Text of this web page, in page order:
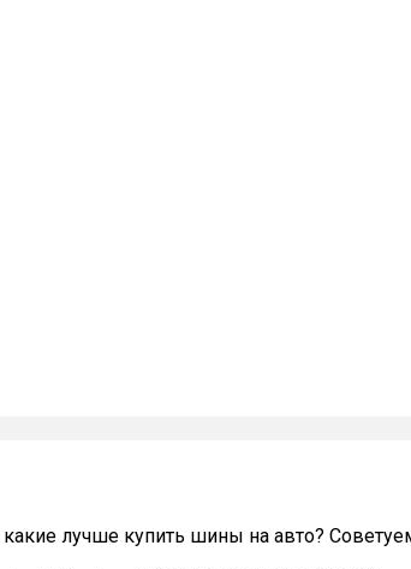
какие лучше купить шины на авто?